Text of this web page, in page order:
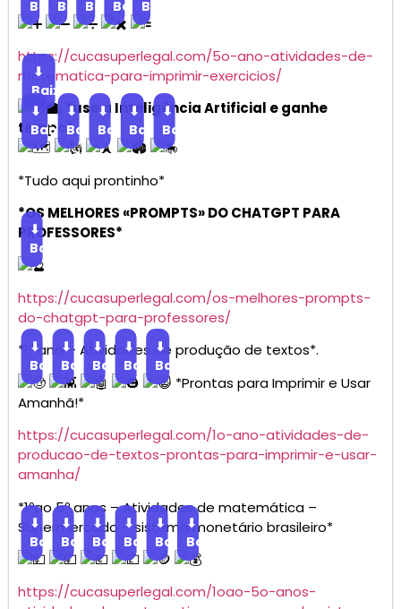
BaixarBaixarBaixarBaixarBaixar
https://cucasuperlegal.com/5o-ano-atividades-de-
matematica-para-imprimir-exercicios/
⬇
Baixar
, *use a Inteligência Artificial e ganhe
tempo*
⬇
Baixar
⬇
Baixar
⬇
Baixar
⬇
Baixar
⬇
Baixar
*Tudo aqui prontinho*
*OS MELHORES «PROMPTS» DO CHATGPT PARA
PROFESSORES*
⬇
Baixar
https://cucasuperlegal.com/os-melhores-prompts-
do-chatgpt-para-professores/
*1º ano – Atividades de produção de textos*.
⬇
Baixar
⬇
Baixar
⬇
Baixar
⬇
Baixar
⬇
Baixar
*Prontas para Imprimir e Usar
Amanhã!*
https://cucasuperlegal.com/1o-ano-atividades-de-
producao-de-textos-prontas-para-imprimir-e-usar-
amanha/
*1ºao 5º anos – Atividades de matemática –
Supermercado – sistema monetário brasileiro*
⬇
Baixar
⬇
Baixar
⬇
Baixar
⬇
Baixar
⬇
Baixar
⬇
Baixar
https://cucasuperlegal.com/1oao-5o-anos-